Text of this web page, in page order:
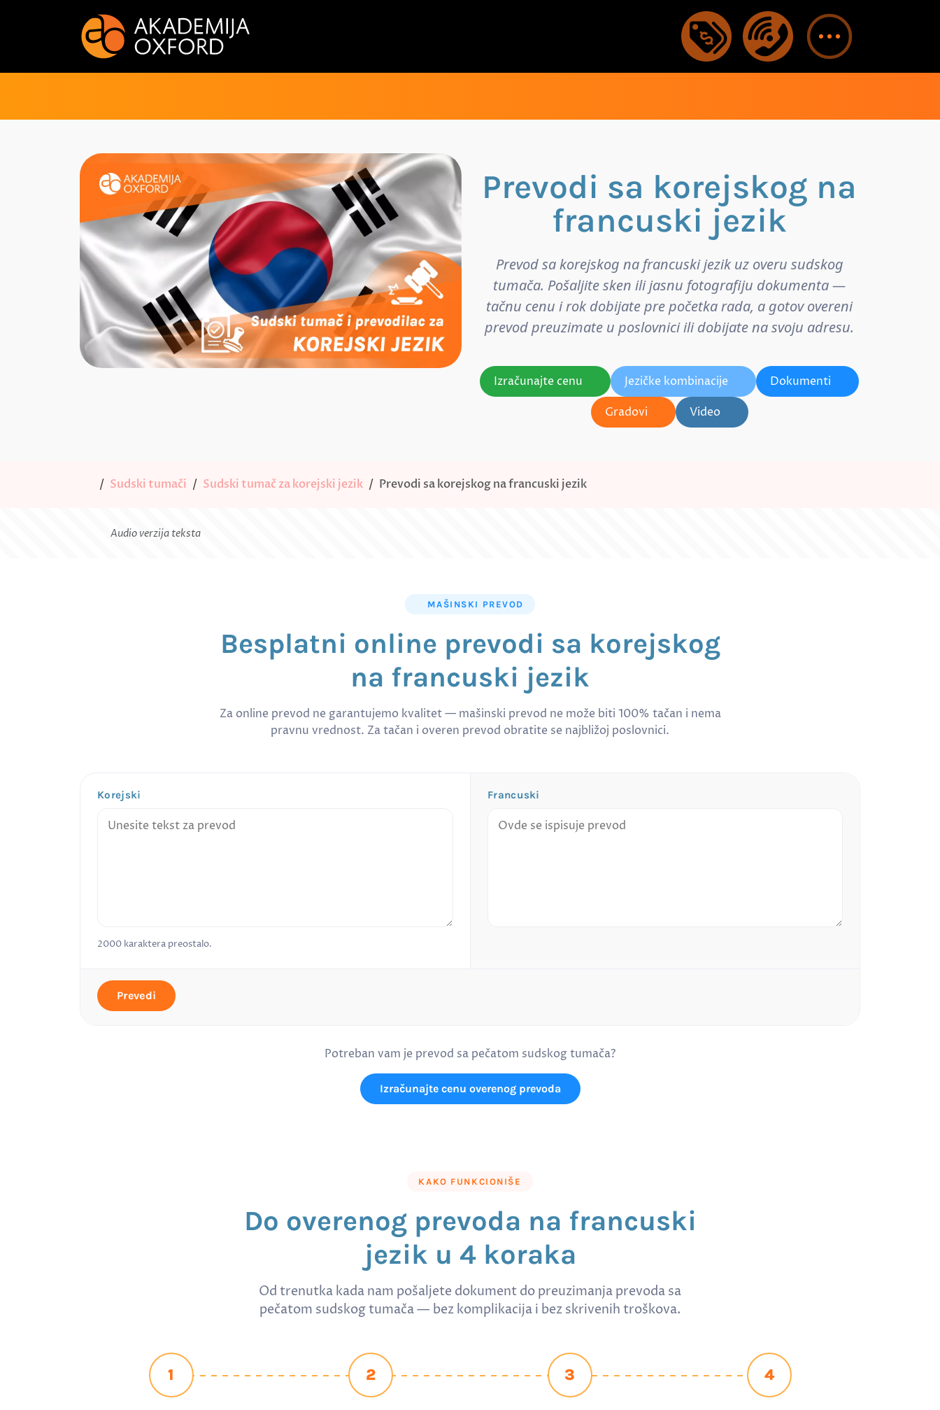
Prevodi sa korejskog na
francuski jezik
Prevod sa korejskog na francuski jezik uz overu sudskog
tumača. Pošaljite sken ili jasnu fotografiju dokumenta —
tačnu cenu i rok dobijate pre početka rada, a gotov overeni
prevod preuzimate u poslovnici ili dobijate na svoju adresu.
Izračunajte cenu Jezičke kombinacije
Dokumenti
Gradovi
Video
Sudski tumači Sudski tumač za korejski jezik Prevodi sa korejskog na francuski jezik
Audio verzija teksta
MAŠINSKI PREVOD
Besplatni online prevodi sa korejskog
na francuski jezik
Za online prevod ne garantujemo kvalitet — mašinski prevod ne može biti 100% tačan i nema
pravnu vrednost. Za tačan i overen prevod obratite se najbližoj poslovnici.
Korejski
2000 karaktera preostalo.
Francuski
Prevedi
Potreban vam je prevod sa pečatom sudskog tumača?
Izračunajte cenu overenog prevoda
KAKO FUNKCIONIŠE
Do overenog prevoda na francuski
jezik u 4 koraka
Od trenutka kada nam pošaljete dokument do preuzimanja prevoda sa
pečatom sudskog tumača — bez komplikacija i bez skrivenih troškova.
1 2 3 4